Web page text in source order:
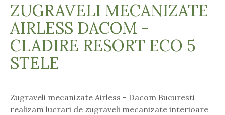
ZUGRAVELI MECANIZATE
AIRLESS DACOM -
CLADIRE RESORT ECO 5
STELE
Zugraveli mecanizate Airless - Dacom Bucuresti
realizam lucrari de zugraveli mecanizate interioare